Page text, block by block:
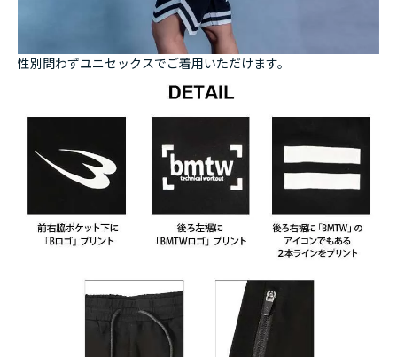
性別問わずユニセックスでご着用いただけます。